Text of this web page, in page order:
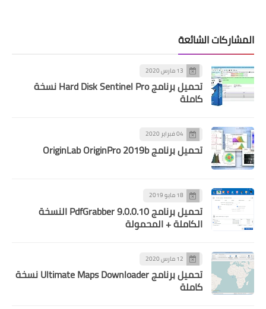
المشاركات الشائعة
13 مارس 2020
تحميل برنامج Hard Disk Sentinel Pro نسخة
كاملة
04 فبراير 2020
تحميل برنامج OriginLab OriginPro 2019b
18 مايو 2019
تحميل برنامج PdfGrabber 9.0.0.10 النسخة
الكاملة + المحمولة
12 مارس 2020
تحميل برنامج Ultimate Maps Downloader نسخة
كاملة